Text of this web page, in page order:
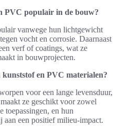
PVC populair in de bouw?
vanwege hun lichtgewicht
vocht en corrosie. Daarnaast
verf of coatings, wat ze
in bouwprojecten.
en PVC materialen?
voor een lange levensduur,
ze geschikt voor zowel
toepassingen, en hun
aan een positief milieu-impact.